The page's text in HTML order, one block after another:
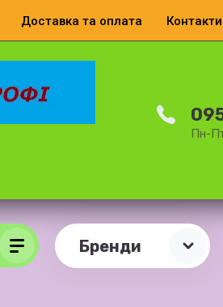
Доставка та оплата Контакти
Пн-
Бренди